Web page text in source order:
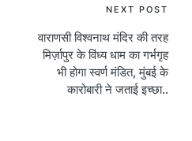
NEXT POST
वाराणसी विश्वनाथ मंदिर की तरह
मिर्ज़ापुर के विंध्य धाम का गर्भगृह
भी होगा स्वर्ण मंडित, मुंबई के
कारोबारी ने जताई इच्छा..